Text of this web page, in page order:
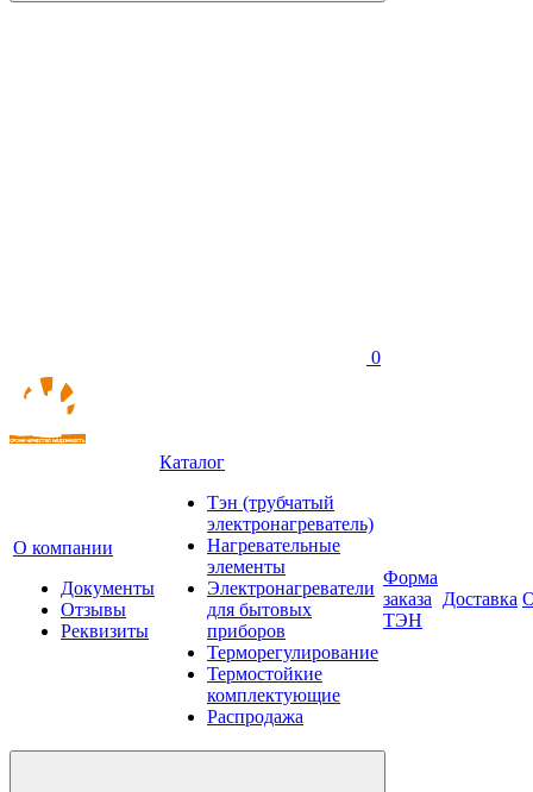
0
О компании
Документы
Отзывы
Реквизиты
Каталог
Тэн (трубчатый
электронагреватель)
Нагревательные
элементы
Электронагреватели
для бытовых
приборов
Терморегулирование
Термостойкие
комплектующие
Распродажа
Форма
заказа
ТЭН
Доставка